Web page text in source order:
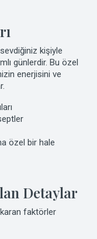
kişiyle
günlerdir. Bu özel
enerjisini ve
özel bir hale
Detaylar
faktörler